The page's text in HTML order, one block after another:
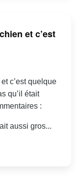
et c’est
c’est quelque
qu’il était
:
aussi gros...